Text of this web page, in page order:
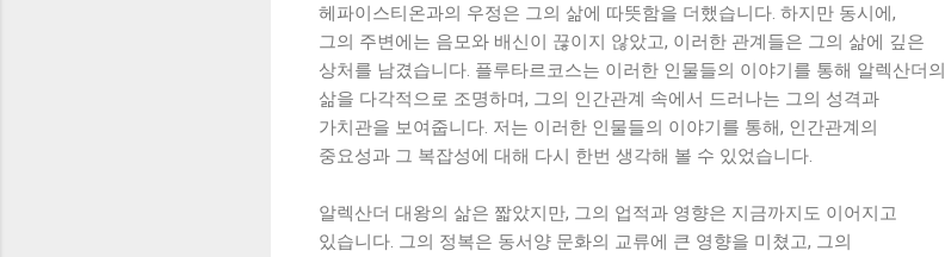
헤파이스티온과의 우정은 그의 삶에 따뜻함을 더했습니다. 하지만 동시에,
그의 주변에는 음모와 배신이 끊이지 않았고, 이러한 관계들은 그의 삶에 깊은
상처를 남겼습니다. 플루타르코스는 이러한 인물들의 이야기를 통해 알렉산더의
삶을 다각적으로 조명하며, 그의 인간관계 속에서 드러나는 그의 성격과
가치관을 보여줍니다. 저는 이러한 인물들의 이야기를 통해, 인간관계의
중요성과 그 복잡성에 대해 다시 한번 생각해 볼 수 있었습니다.
알렉산더 대왕의 삶은 짧았지만, 그의 업적과 영향은 지금까지도 이어지고
있습니다. 그의 정복은 동서양 문화의 교류에 큰 영향을 미쳤고, 그의